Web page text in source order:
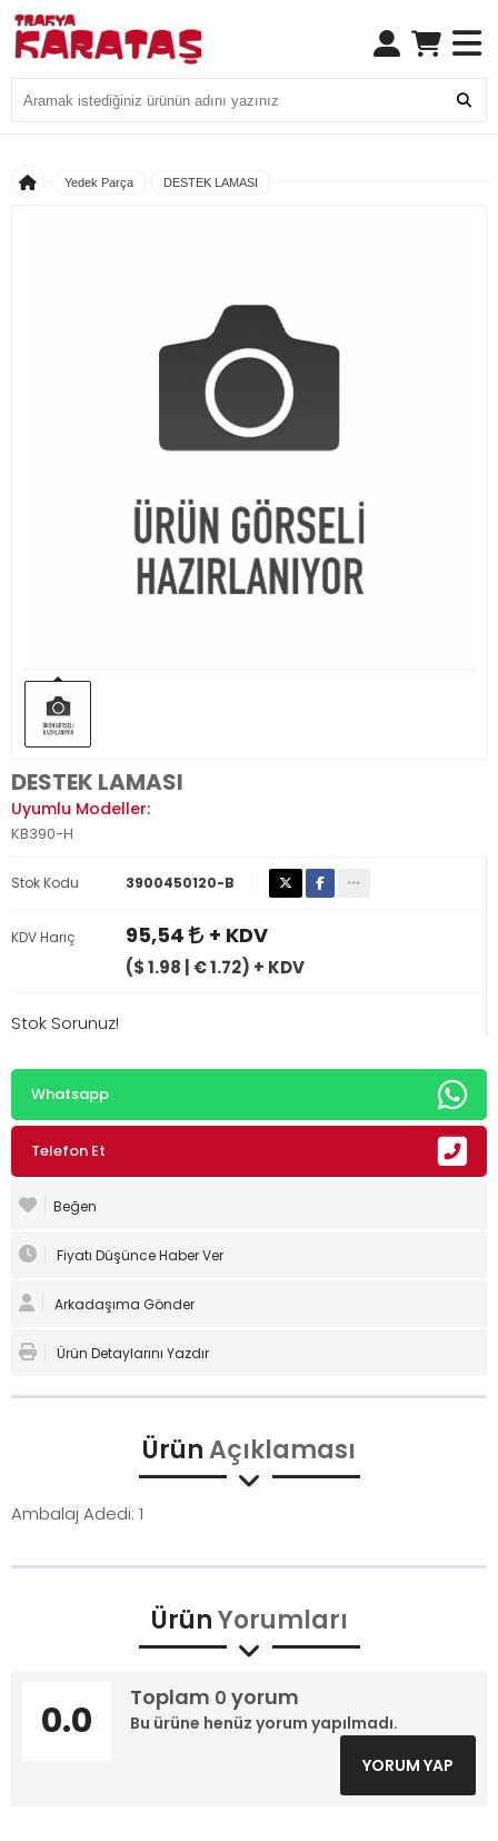
Yedek Parça DESTEK LAMASI
DESTEK LAMASI
Uyumlu Modeller:
KB390-H
Stok Kodu 3900450120-B
KDV Hariç 95,54 + KDV
($ 1.98 | € 1.72) + KDV
Stok Sorunuz!
Whatsapp
Telefon Et
Beğen
Fiyatı Düşünce Haber Ver
Arkadaşıma Gönder
Ürün Detaylarını Yazdır
ÜrünAçıklaması
Ambalaj Adedi: 1
ÜrünYorumları
Toplam 0 yorum
Bu ürüne henüz yorum yapılmadı.
0.0
YORUM YAP